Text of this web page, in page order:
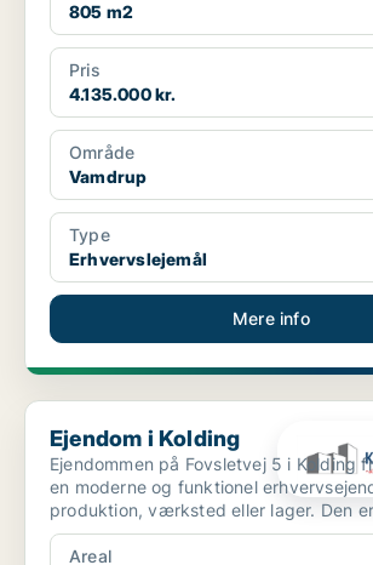
805 m2
Pris
4.135.000 kr.
Område
Vamdrup
Type
Erhvervslejemål
Mere info
Ejendom i Kolding
Ejendom i Kolding
Ejendommen på Fovsletvej 5 i Kolding
en moderne og funktionel
produktion,
Areal